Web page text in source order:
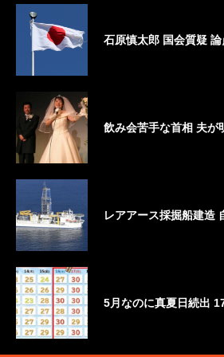
石原慎太郎 国会質疑
飲み会苦手な首相 夫が
レアアース採掘船建造
5月なのに真夏日続出